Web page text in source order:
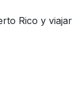
Rico y